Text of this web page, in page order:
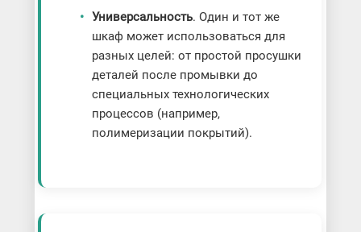
Универсальность. Один и тот же
шкаф может использоваться для
разных целей: от простой просушки
деталей после промывки до
специальных технологических
процессов (например,
полимеризации покрытий).